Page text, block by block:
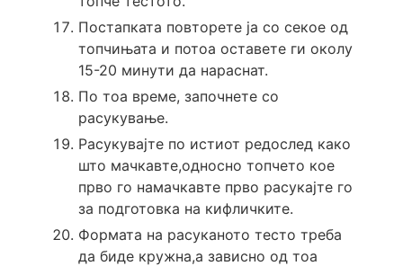
Постапката повторете ја со секое од
топчињата и потоа оставете ги околу
15-20 минути да нараснат.
По тоа време, започнете со
расукување.
Расукувајте по истиот редослед како
што мачкавте,односно топчето кое
прво го намачкавте прво расукајте го
за подготовка на кифличките.
Формата на расуканото тесто треба
да биде кружна,а зависно од тоа